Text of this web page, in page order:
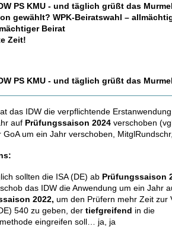
PS KMU - und täglich grüßt das
gewählt? WPK-Beiratswahl –
Beirat
Zeit!
PS KMU - und täglich grüßt das
das IDW die verpflichtende
auf Prüfungssaison 2024 verschoben
GoA um ein Jahr verschoben,
sollten die ISA (DE) ab Prüfungssaison
das IDW die Anwendung um ein Jahr
2022, um den Prüfern mehr Zeit zur
540 zu geben, der tiefgreifend in die
eingreifen soll… ja, ja